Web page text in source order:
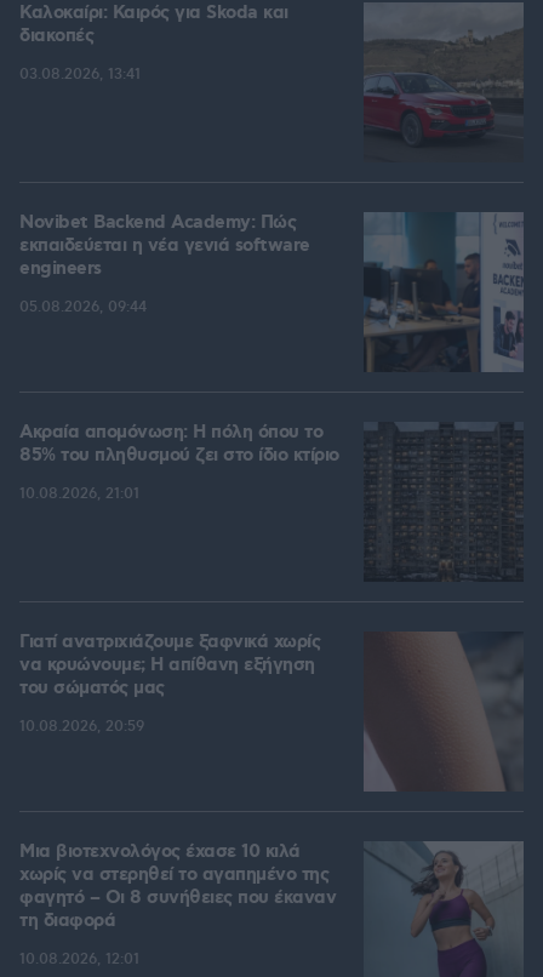
Καλοκαίρι: Καιρός για Skoda και
διακοπές
03.08.2026, 13:41
Novibet Backend Academy: Πώς
εκπαιδεύεται η νέα γενιά software
engineers
05.08.2026, 09:44
Ακραία απομόνωση: Η πόλη όπου το
85% του πληθυσμού ζει στο ίδιο κτίριο
10.08.2026, 21:01
Γιατί ανατριχιάζουμε ξαφνικά χωρίς
να κρυώνουμε; Η απίθανη εξήγηση
του σώματός μας
10.08.2026, 20:59
Μια βιοτεχνολόγος έχασε 10 κιλά
χωρίς να στερηθεί το αγαπημένο της
φαγητό – Οι 8 συνήθειες που έκαναν
τη διαφορά
10.08.2026, 12:01